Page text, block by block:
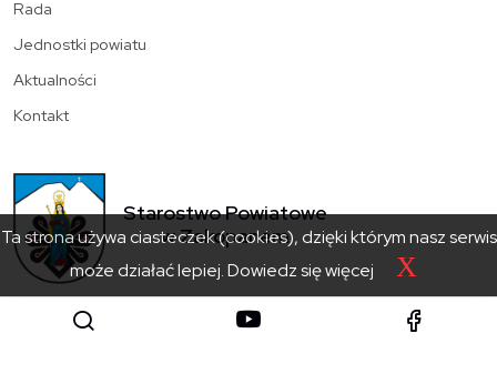
Rada
Jednostki powiatu
Aktualności
Kontakt
Starostwo Powiatowe
w Zakopanem
SKONTAKTUJ SIĘ
Ta strona używa ciasteczek (cookies), dzięki którym nasz serwis
może działać lepiej.Dowiedz się więcej X